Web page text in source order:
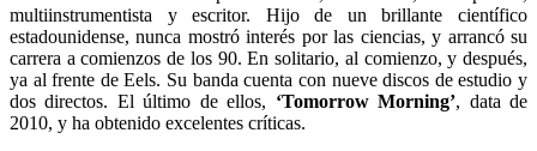
multiinstrumentista y escritor. Hijo de un brillante científico
estadounidense, nunca mostró interés por las ciencias, y arrancó su
carrera a comienzos de los 90. En solitario, al comienzo, y después,
ya al frente de Eels. Su banda cuenta con nueve discos de estudio y
dos directos. El último de ellos, ‘Tomorrow Morning’, data de
2010, y ha obtenido excelentes críticas.